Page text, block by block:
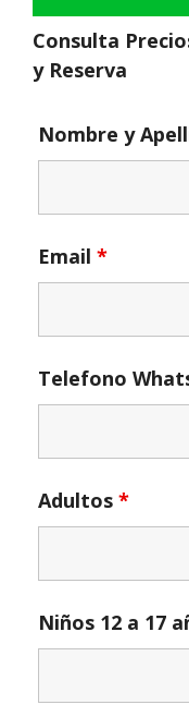
Consulta
y Reserva
Nombre y
Email *
Telefono
Adultos *
Niños 12 a 17